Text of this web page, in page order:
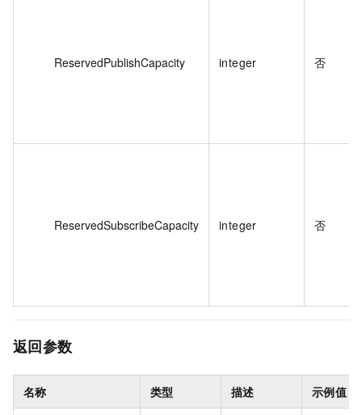
ReservedPublishCapacity integer 否
ReservedSubscribeCapacity integer 否
返回参数
名称 类型 描述 示例值